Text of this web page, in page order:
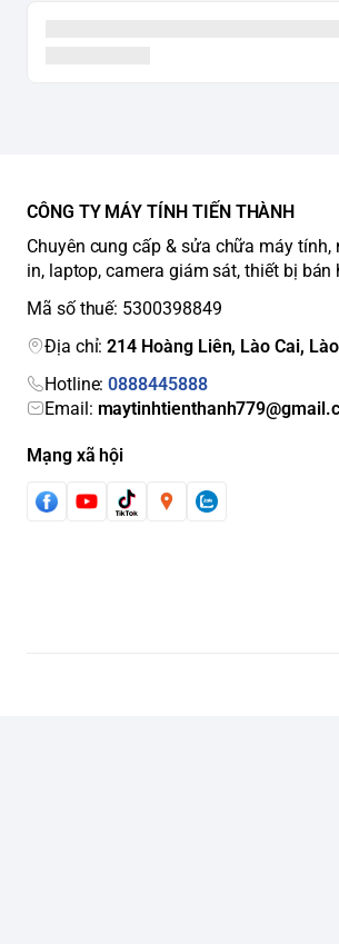
CÔNG TY MÁY TÍNH TIẾN THÀNH
Chuyên cung cấp & sửa chữa máy tính,
in, laptop, camera giám sát, thiết bị bán
Mã số thuế: 5300398849
Địa chỉ:214 Hoàng Liên, Lào Cai,
Hotline:0888445888
Email:
Mạng xã hội